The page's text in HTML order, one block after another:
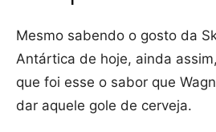
Mesmo sabendo o gosto da
Antártica de hoje, ainda
que foi esse o sabor que
dar aquele gole de cerveja.